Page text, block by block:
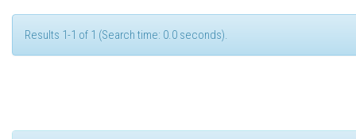
Results 1-1 of 1 (Search time: 0.0 seconds).